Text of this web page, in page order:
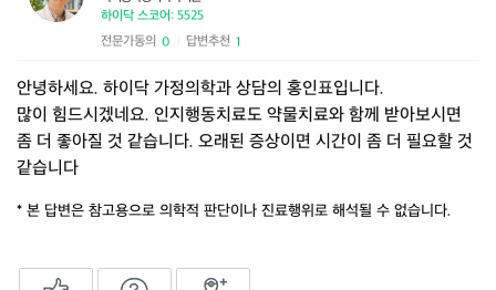
하이닥 스코어: 5525
전문가동의 0 답변추천 1
안녕하세요. 하이닥 가정의학과 상담의 홍인표입니다.
많이 힘드시겠네요. 인지행동치료도 약물치료와 함께 받아보시면
좀 더 좋아질 것 같습니다. 오래된 증상이면 시간이 좀 더 필요할 것
같습니다
* 본 답변은 참고용으로 의학적 판단이나 진료행위로 해석될 수 없습니다.